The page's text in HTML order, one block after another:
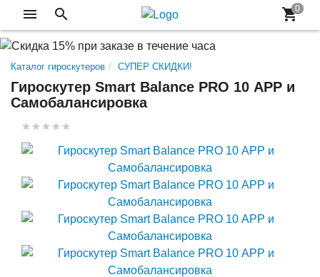
Каталог гироскутеров СУПЕР СКИДКИ!
Гироскутер Smart Balance PRO 10 АРР и
Самобалансировка